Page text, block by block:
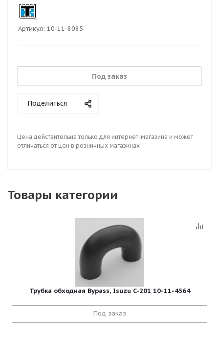
Артикул: 10-11-8085
Под заказ
Поделиться
Цена действительна только для интернет-магазина и может
отличаться от цен в розничных магазинах
Товары категории
Трубка обходная Bypass, Isuzu C-201 10-11-4564
Под заказ